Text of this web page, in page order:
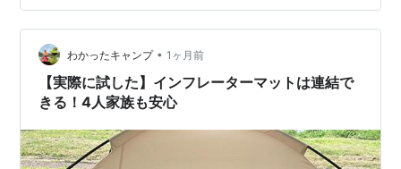
やさまざまな料理に使われる、ほどよい塩味が特徴のチ
ーズ。ギリシャ料理では定番の食材として知られていま
す。 日本ではまだ流通量が多くなく、一般的なスーパー
で気軽に買えるチーズではありません。 実際に探してみ
ると、「売っていそうなのに見つか…
わかったキャンプ • 1ヶ月前
【実際に試した】インフレーターマットは連結で
きる！4人家族も安心